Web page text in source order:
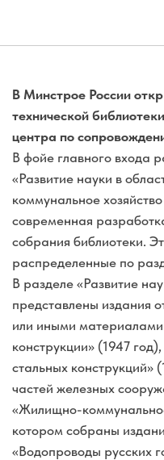
В Минстрое России
технической
центра по
В фойе главного входа
«Развитие науки в
коммунальное
современная
собрания библиотеки.
распределенные по
В разделе «Развитие
представлены издания
или иными
конструкции» (1947
стальных конструкций»
частей железных
«Жилищно-
котором собраны
«Водопроводы русских